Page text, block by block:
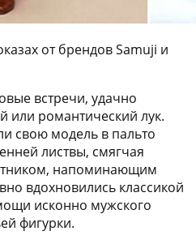
от брендов Samuji и
встречи, удачно
или романтический лук.
свою модель в пальто
листвы, смягчая
напоминающим
вдохновились классикой
исконно мужского
фигурки.